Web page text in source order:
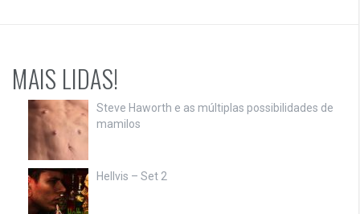
MAIS LIDAS!
Steve Haworth e as múltiplas possibilidades de
mamilos
Hellvis – Set 2